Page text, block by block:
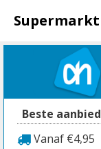
naar
inhoud
Beste
Vanaf €4,95